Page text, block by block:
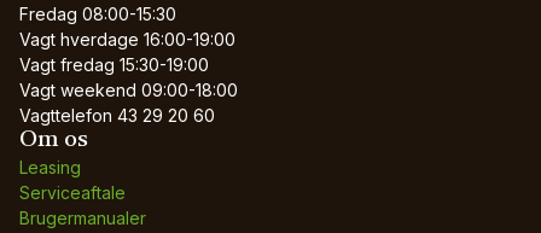
Fredag 08:00-15:30
Vagt hverdage 16:00-19:00
Vagt fredag 15:30-19:00
Vagt weekend 09:00-18:00
Vagttelefon 43 29 20 60
Om os
Leasing
Serviceaftale
Brugermanualer